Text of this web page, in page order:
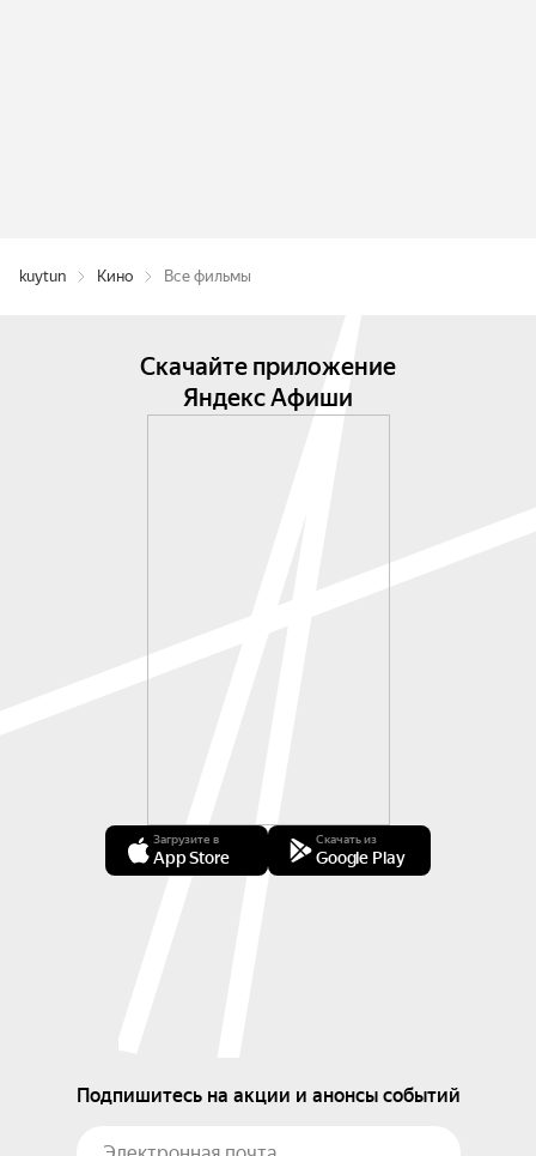
kuytun Кино Все фильмы
Скачайте приложение
Яндекс Афиши
Загрузите в
App Store
Скачать из
Google Play
Подпишитесь на акции и анонсы событий